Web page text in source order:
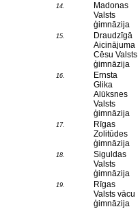
14.
Madonas
Valsts
ģimnāzija
15.
Draudzīgā
Aicinājuma
Cēsu Valsts
ģimnāzija
16.
Ernsta
Glika
Alūksnes
Valsts
ģimnāzija
17.
Rīgas
Zolitūdes
ģimnāzija
18.
Siguldas
Valsts
ģimnāzija
19.
Rīgas
Valsts vācu
ģimnāzija